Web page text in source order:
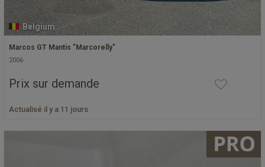
Belgium
Marcos GT Mantis "Marcorelly"
2006
Prix sur demande
Actualisé il y a 11 jours